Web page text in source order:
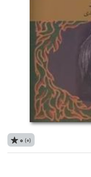
0 (0)